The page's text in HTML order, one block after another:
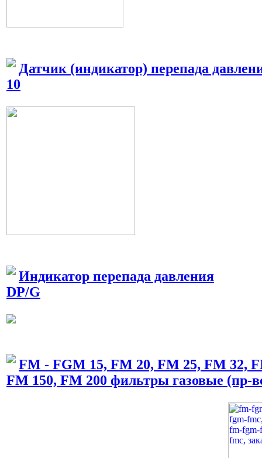
Датчик (индикатор) перепада
10
Индикатор перепада давления
DP/G
FM - FGM 15, FM 20, FM 25, FM 32,
FM 150, FM 200 фильтры газовые (пр-